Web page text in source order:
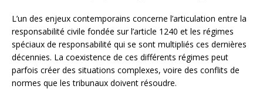
L’un des enjeux contemporains concerne l’articulation entre la
responsabilité civile fondée sur l’article 1240 et les régimes
spéciaux de responsabilité qui se sont multipliés ces dernières
décennies. La coexistence de ces différents régimes peut
parfois créer des situations complexes, voire des conflits de
normes que les tribunaux doivent résoudre.